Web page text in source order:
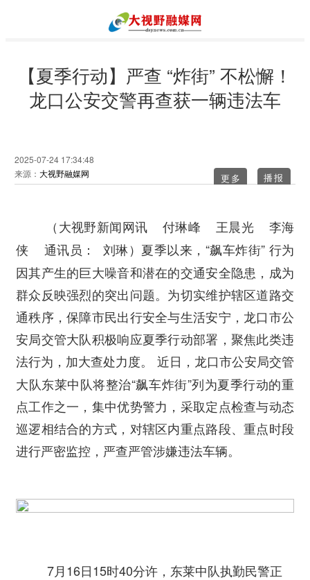
【夏季行动】严查 “炸街” 不松懈！
龙口公安交警再查获一辆违法车
2025-07-24 17:34:48
来源： 大视野融媒网 更多
（大视野新闻网讯 付琳峰 王晨光 李海
侠 通讯员： 刘琳） 夏季以来，“飙车炸街” 行为
因其产生的巨大噪音和潜在的交通安全隐患，成为
群众反映强烈的突出问题。为切实维护辖区道路交
通秩序，保障市民出行安全与生活安宁，龙口市公
安局交管大队积极响应夏季行动部署，聚焦此类违
法行为，加大查处力度。
近日，龙口市公安局交管
大队东莱中队将整治“飙车炸街”列为夏季行动的重
点工作之一，集中优势警力，采取定点检查与动态
巡逻相结合的方式，对辖区内重点路段、重点时段
进行严密监控，严查严管涉嫌违法车辆。
7月16日15时40分许，东莱中队执勤民警正